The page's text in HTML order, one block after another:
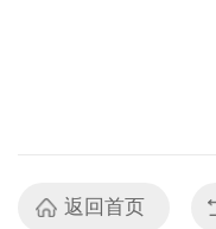
返回首页